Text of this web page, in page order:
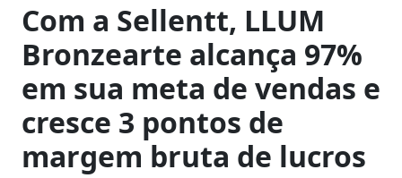
Soluções
Força
de
Segmentos
Integrações
Com a Sellentt, LLUM
Bronzearte alcança 97%
em sua meta de vendas e
cresce 3 pontos de
margem bruta de lucros